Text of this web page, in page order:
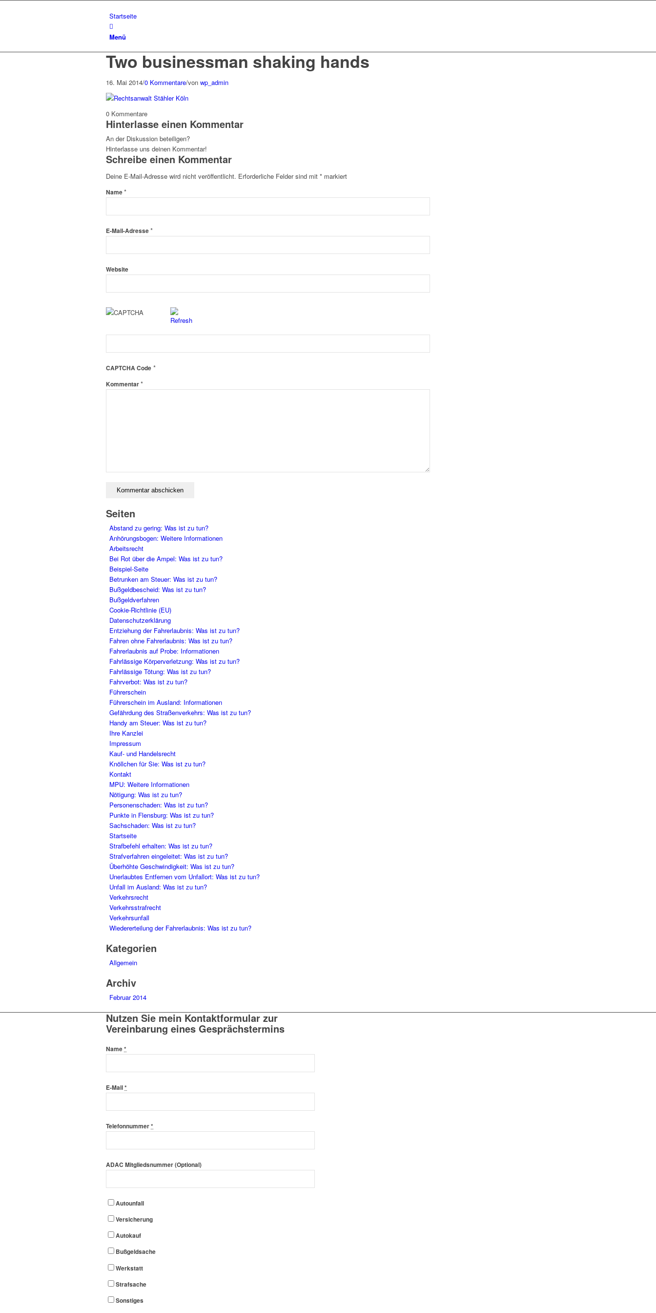
Startseite
Menü
Two businessman shaking hands
16. Mai 2014/0 Kommentare/von wp_admin
0 Kommentare
Hinterlasse einen Kommentar
An der Diskussion beteiligen?
Hinterlasse uns deinen Kommentar!
Schreibe einen Kommentar
Deine E-Mail-Adresse wird nicht veröffentlicht. Erforderliche Felder sind mit * markiert
Name*
E-Mail-Adresse*
Website
CAPTCHA Code *
Kommentar*
Seiten
Abstand zu gering: Was ist zu tun?
Anhörungsbogen: Weitere Informationen
Arbeitsrecht
Bei Rot über die Ampel: Was ist zu tun?
Beispiel-Seite
Betrunken am Steuer: Was ist zu tun?
Bußgeldbescheid: Was ist zu tun?
Bußgeldverfahren
Cookie-Richtlinie (EU)
Datenschutzerklärung
Entziehung der Fahrerlaubnis: Was ist zu tun?
Fahren ohne Fahrerlaubnis: Was ist zu tun?
Fahrerlaubnis auf Probe: Informationen
Fahrlässige Körperverletzung: Was ist zu tun?
Fahrlässige Tötung: Was ist zu tun?
Fahrverbot: Was ist zu tun?
Führerschein
Führerschein im Ausland: Informationen
Gefährdung des Straßenverkehrs: Was ist zu tun?
Handy am Steuer: Was ist zu tun?
Ihre Kanzlei
Impressum
Kauf- und Handelsrecht
Knöllchen für Sie: Was ist zu tun?
Kontakt
MPU: Weitere Informationen
Nötigung: Was ist zu tun?
Personenschaden: Was ist zu tun?
Punkte in Flensburg: Was ist zu tun?
Sachschaden: Was ist zu tun?
Startseite
Strafbefehl erhalten: Was ist zu tun?
Strafverfahren eingeleitet: Was ist zu tun?
Überhöhte Geschwindigkeit: Was ist zu tun?
Unerlaubtes Entfernen vom Unfallort: Was ist zu tun?
Unfall im Ausland: Was ist zu tun?
Verkehrsrecht
Verkehrsstrafrecht
Verkehrsunfall
Wiedererteilung der Fahrerlaubnis: Was ist zu tun?
Kategorien
Allgemein
Archiv
Februar 2014
Nutzen Sie mein Kontaktformular zur
Vereinbarung eines Gesprächstermins
Name*
E-Mail*
Telefonnummer*
ADAC Mitgliedsnummer (Optional)
Autounfall
Versicherung
Autokauf
Bußgeldsache
Werkstatt
Strafsache
Sonstiges